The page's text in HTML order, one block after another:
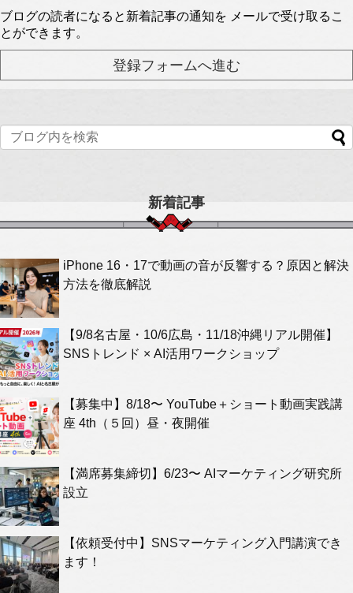
ブログの読者になると新着記事の通知を メールで受け取るこ
とができます。
新着記事
iPhone 16・17で動画の音が反響する？原因と解決
方法を徹底解説
【9/8名古屋・10/6広島・11/18沖縄リアル開催】
SNSトレンド × AI活用ワークショップ
【募集中】8/18〜 YouTube＋ショート動画実践講
座 4th（５回）昼・夜開催
【満席募集締切】6/23〜 AIマーケティング研究所
設立
【依頼受付中】SNSマーケティング入門講演でき
ます！